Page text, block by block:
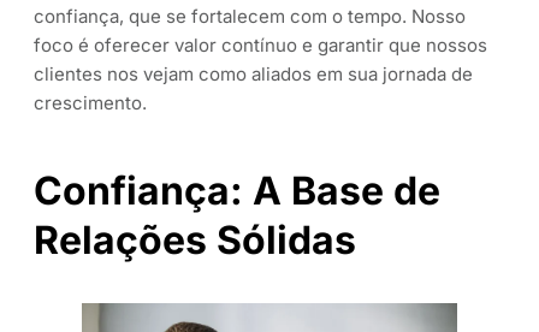
confiança, que se fortalecem com o tempo. Nosso
foco é oferecer valor contínuo e garantir que nossos
clientes nos vejam como aliados em sua jornada de
crescimento.
Confiança: A Base de
Relações Sólidas